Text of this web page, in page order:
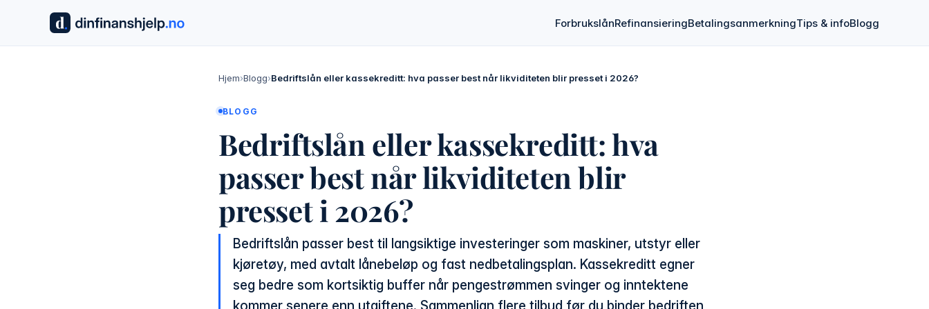
ForbrukslånRefinansieringBetalingsanmerkningTips & infoBlogg
Hjem›Blogg›Bedriftslån eller kassekreditt: hva passer best når likviditeten blir presset i 2026?
BLOGG
Bedriftslån eller kassekreditt: hva
passer best når likviditeten blir
presset i 2026?
Bedriftslån passer best til langsiktige investeringer som maskiner, utstyr eller
kjøretøy, med avtalt lånebeløp og fast nedbetalingsplan. Kassekreditt egner
seg bedre som kortsiktig buffer når pengestrømmen svinger og inntektene
kommer senere enn utgiftene. Sammenlign flere tilbud før du binder bedriften